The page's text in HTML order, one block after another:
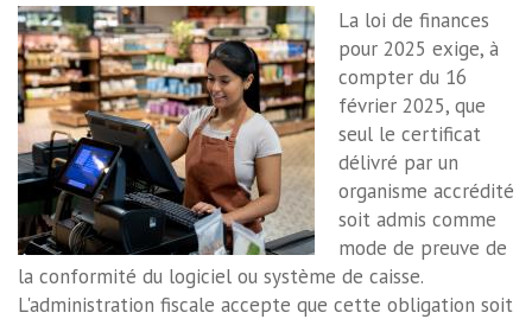
La loi de finances
pour 2025 exige, à
compter du 16
février 2025, que
seul le certificat
délivré par un
organisme accrédité
soit admis comme
mode de preuve de
la conformité du logiciel ou système de caisse.
L'administration fiscale accepte que cette obligation soit